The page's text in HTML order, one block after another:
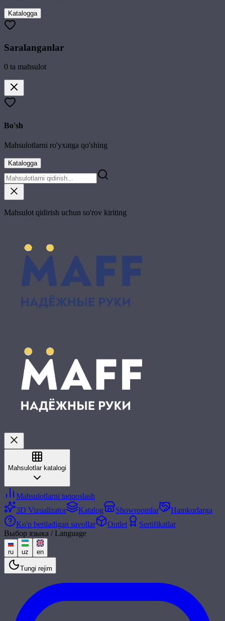
Katalogga
Saralanganlar
0 ta mahsulot
Bo'sh
Mahsulotlarni ro'yxatga qo'shing
Katalogga
Mahsulot qidirish uchun so'rov kiriting
Mahsulotlar katalogi
Mahsulotlarni taqqoslash
3D Vizualizator
Katalog Showroomlar
Hamkorlarga
Ko'p beriladigan savollar
Outlet
Sertifikatlar
Выбор языка / Language
ru uz en
Tungi rejim